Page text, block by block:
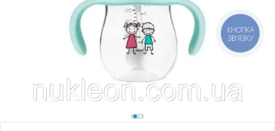
КНОПКА
ЗВ'ЯЗКУ